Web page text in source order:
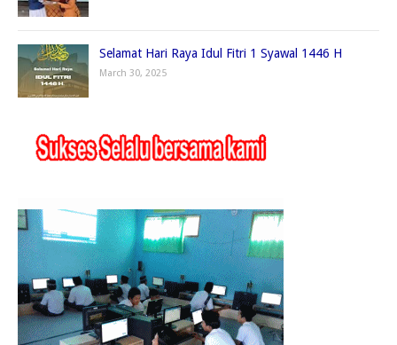
Selamat Hari Raya Idul Fitri 1 Syawal 1446 H
March 30, 2025